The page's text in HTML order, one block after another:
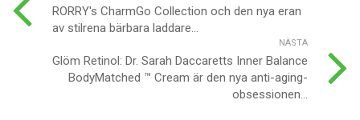
RORRY's CharmGo Collection och den nya eran
av stilrena bärbara laddare...
NÄSTA
Glöm Retinol: Dr. Sarah Daccaretts Inner Balance
BodyMatched ™ Cream är den nya anti-aging-
obsessionen...